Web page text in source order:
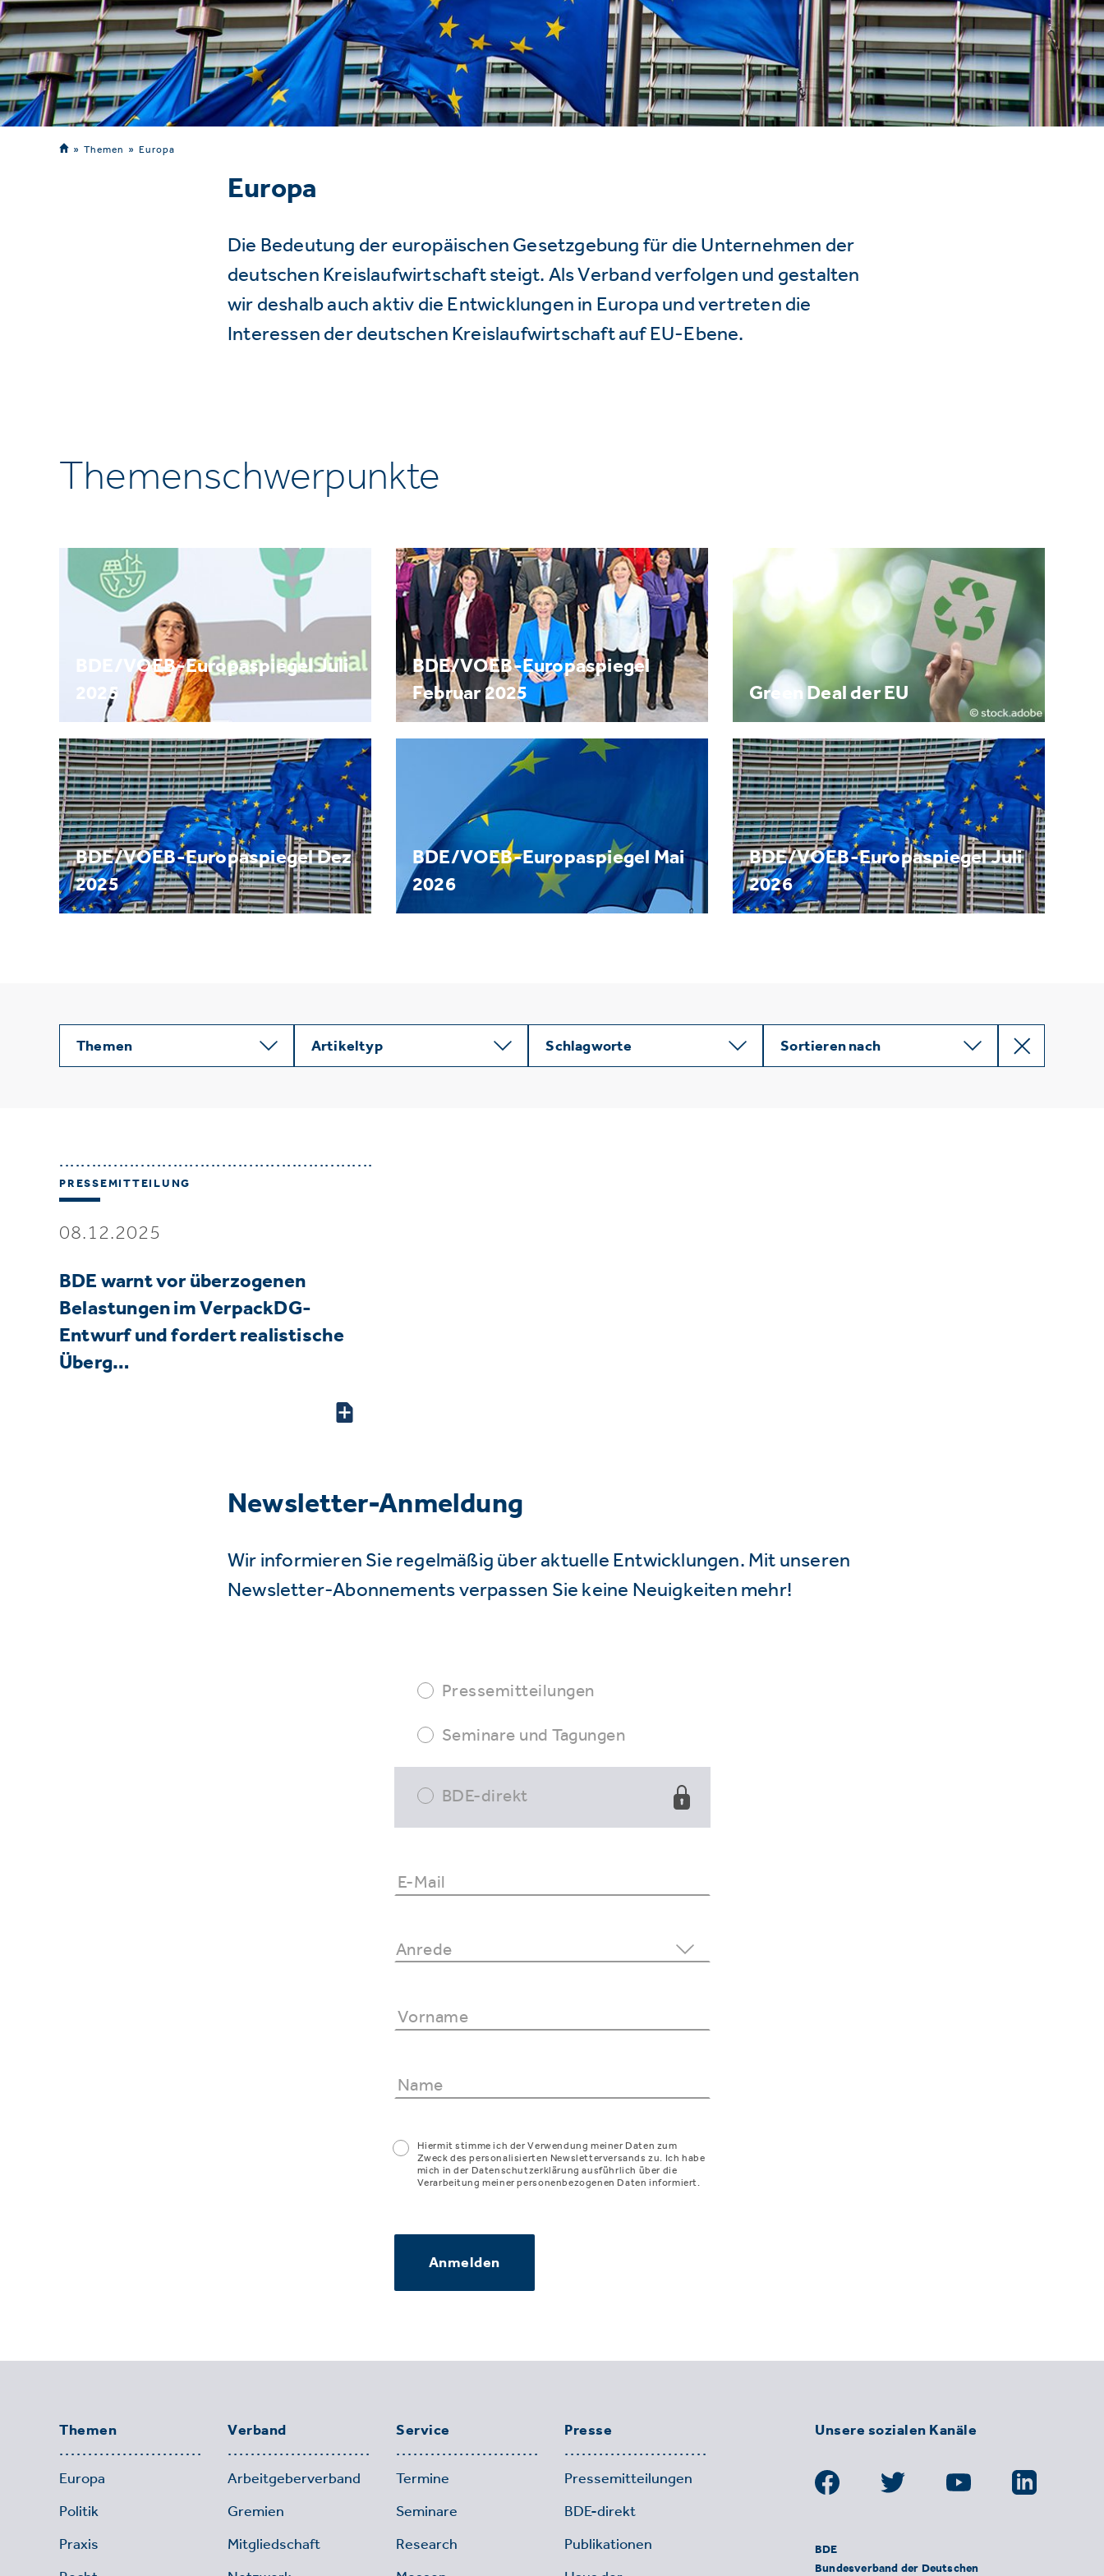
Themen Europa
Europa
Die Bedeutung der europäischen Gesetzgebung für die Unternehmen der
deutschen Kreislaufwirtschaft steigt. Als Verband verfolgen und gestalten
wir deshalb auch aktiv die Entwicklungen in Europa und vertreten die
Interessen der deutschen Kreislaufwirtschaft auf EU-Ebene.
Themenschwerpunkte
BDE/VOEB-Europaspiegel Juli
2025
BDE/VOEB-Europaspiegel
Februar 2025
Green Deal der EU
BDE/VOEB-Europaspiegel Dez
2025
BDE/VOEB-Europaspiegel Mai
2026
BDE/VOEB-Europaspiegel Juli
2026
Themen Artikeltyp Schlagworte Sortieren nach
PRESSEMITTEILUNG
08.12.2025
BDE warnt vor überzogenen
Belastungen im VerpackDG-
Entwurf und fordert realistische
Überg…
Newsletter-Anmeldung
Wir informieren Sie regelmäßig über aktuelle Entwicklungen. Mit unseren
Newsletter-Abonnements verpassen Sie keine Neuigkeiten mehr!
Pressemitteilungen
Seminare und Tagungen
BDE-direkt
Hiermit stimme ich der Verwendung meiner Daten zum
Zweck des personalisierten Newsletterversands zu. Ich habe
mich in der Datenschutzerklärung ausführlich über die
Verarbeitung meiner personenbezogenen Daten informiert.
Anmelden
Themen
Europa
Politik
Praxis
Verband
Arbeitgeberverband
Gremien
Mitgliedschaft
Service
Termine
Seminare
Research
Presse
Pressemitteilungen
BDE-direkt
Publikationen
Unsere sozialen Kanäle
BDE
Bundesverband der Deutschen